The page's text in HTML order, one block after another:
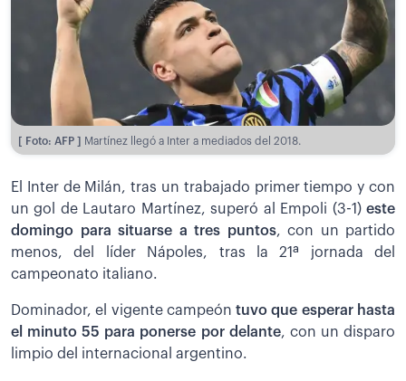
[ Foto: AFP ] Martínez llegó a Inter a mediados del 2018.
El Inter de Milán, tras un trabajado primer tiempo y con
un gol de Lautaro Martínez, superó al Empoli (3-1) este
domingo para situarse a tres puntos, con un partido
menos, del líder Nápoles, tras la 21ª jornada del
campeonato italiano.
Dominador, el vigente campeóntuvo que esperar hasta
el minuto 55 para ponerse por delante, con un disparo
limpio del internacional argentino.